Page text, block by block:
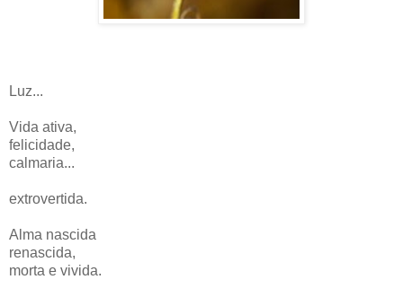
Luz...
Vida ativa,
felicidade,
calmaria...
extrovertida.
Alma nascida
renascida,
morta e vivida.